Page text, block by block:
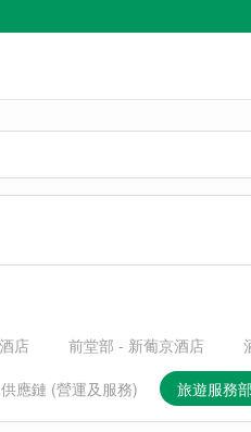
店 前堂部 - 新葡京酒店
供應鏈 (營運及服務) 旅遊服務